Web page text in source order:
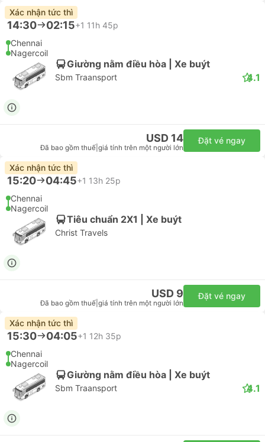
Xác nhận tức thì
14:30 02:15+1 11h 45p
Chennai
Nagercoil
Giường nằm điều hòa | Xe buýt
Sbm Traansport 4.1
USD 14
Đã bao gồm thuế giá tính trên một người lớn
Đặt vé ngay
Xác nhận tức thì
15:20 04:45+1 13h 25p
Chennai
Nagercoil
Tiêu chuẩn 2X1 | Xe buýt
Christ Travels
USD 9
Đã bao gồm thuế giá tính trên một người lớn
Đặt vé ngay
Xác nhận tức thì
15:30 04:05+1 12h 35p
Chennai
Nagercoil
Giường nằm điều hòa | Xe buýt
Sbm Traansport 4.1